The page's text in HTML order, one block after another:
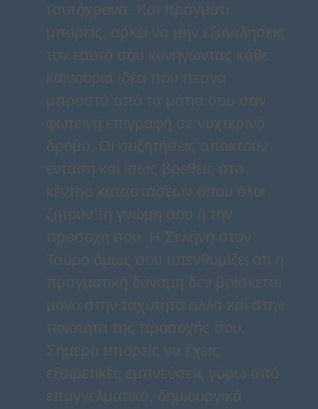
ταυτόχρονα. Και πράγματι
μπορείς, αρκεί να μην εξαντλήσεις
τον εαυτό σου κυνηγώντας κάθε
καινούρια ιδέα που περνά
μπροστά από τα μάτια σου σαν
φωτεινή επιγραφή σε νυχτερινό
δρόμο. Οι συζητήσεις αποκτούν
ένταση και ίσως βρεθείς στο
κέντρο καταστάσεων όπου όλοι
ζητούν τη γνώμη σου ή την
προσοχή σου. Η Σελήνη στον
Ταύρο όμως σου υπενθυμίζει ότι η
πραγματική δύναμη δεν βρίσκεται
μόνο στην ταχύτητα αλλά και στην
ποιότητα της προσοχής σου.
Σήμερα μπορείς να έχεις
εξαιρετικές εμπνεύσεις γύρω από
επαγγελματικά, δημιουργικά